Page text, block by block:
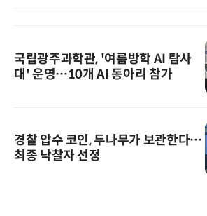
국립광주과학관, '여름방학 AI 탐사
대' 운영…10개 AI 동아리 참가
경찰 압수 코인, 두나무가 보관한다…
최종 낙찰자 선정